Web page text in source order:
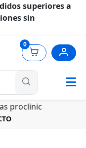
superiores a
sin
0
proclinic